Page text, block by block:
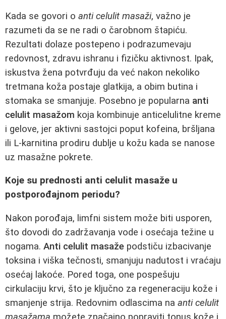
Kada se govori o anti celulit masaži, važno je
razumeti da se ne radi o čarobnom štapiću.
Rezultati dolaze postepeno i podrazumevaju
redovnost, zdravu ishranu i fizičku aktivnost. Ipak,
iskustva žena potvrđuju da već nakon nekoliko
tretmana koža postaje glatkija, a obim butina i
stomaka se smanjuje. Posebno je popularna anti
celulit masažom koja kombinuje anticelulitne kreme
i gelove, jer aktivni sastojci poput kofeina, bršljana
ili L-karnitina prodiru dublje u kožu kada se nanose
uz masažne pokrete.
Koje su prednosti anti celulit masaže u
postporođajnom periodu?
Nakon porođaja, limfni sistem može biti usporen,
što dovodi do zadržavanja vode i osećaja težine u
nogama. Anti celulit masaže podstiču izbacivanje
toksina i viška tečnosti, smanjuju nadutost i vraćaju
osećaj lakoće. Pored toga, one pospešuju
cirkulaciju krvi, što je ključno za regeneraciju kože i
smanjenje strija. Redovnim odlascima na anti celulit